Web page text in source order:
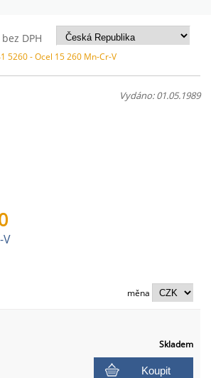
DPH
5260 - Ocel 15 260 Mn-Cr-V
Vydáno: 01.05.1989
V
měna
Skladem
Koupit